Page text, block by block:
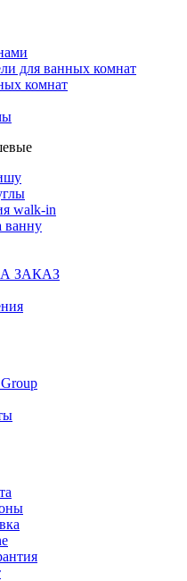
для ванных комнат
комнат
walk-in
ванну
ЗАКАЗ